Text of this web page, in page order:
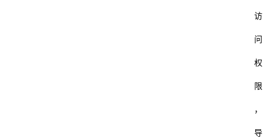
访
问
权
限
，
导